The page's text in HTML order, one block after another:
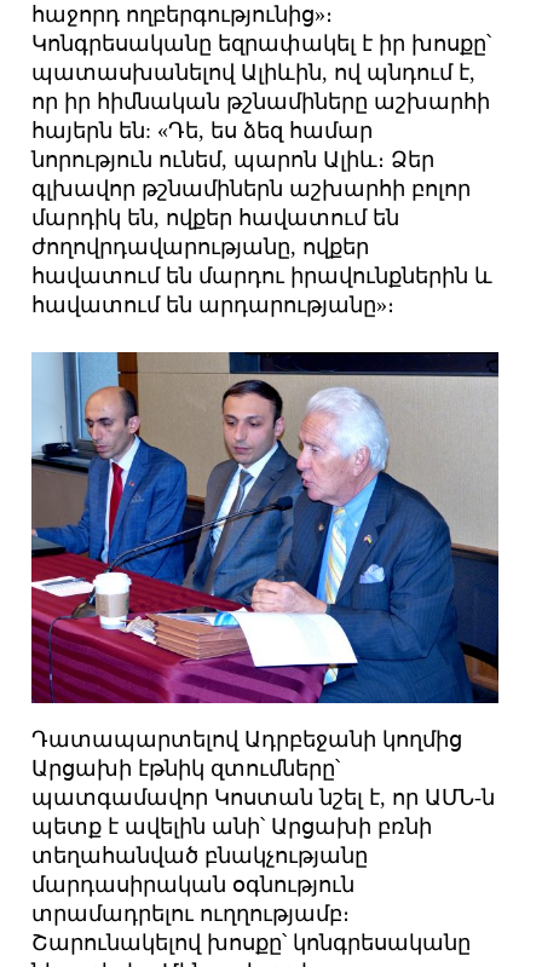
հաջորդ ողբերգությունից»։
Կոնգրեսականը եզրափակել է իր խոսքը՝
պատասխանելով Ալիևին, ով պնդում է,
որ իր հիմնական թշնամիները աշխարհի
հայերն են: «Դե, ես ձեզ համար
նորություն ունեմ, պարոն Ալիև։ Ձեր
գլխավոր թշնամիներն աշխարհի բոլոր
մարդիկ են, ովքեր հավատում են
ժողովրդավարությանը, ովքեր
հավատում են մարդու իրավունքներին և
հավատում են արդարությանը»։
Դատապարտելով Ադրբեջանի կողմից
Արցախի էթնիկ զտումները՝
պատգամավոր Կոստան նշել է, որ ԱՄՆ-ն
պետք է ավելին անի՝ Արցախի բռնի
տեղահանված բնակչությանը
մարդասիրական օգնություն
տրամադրելու ուղղությամբ։
Շարունակելով խոսքը՝ կոնգրեսականը